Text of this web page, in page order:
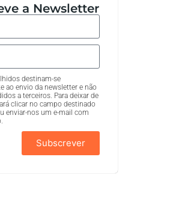
a Newsletter
destinam-se
ao envio da newsletter e não
a terceiros. Para deixar de
clicar no campo destinado
enviar-nos um e-mail com
Subscrever